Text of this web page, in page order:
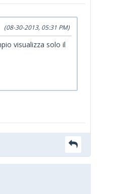
(08-30-2013, 05:31 PM)
visualizza solo il